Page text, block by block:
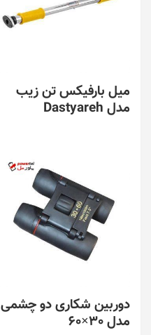
میل بارفیکس تن زیب
مدل Dastyareh
دوربین شکاری دو چشمی
مدل 30×60